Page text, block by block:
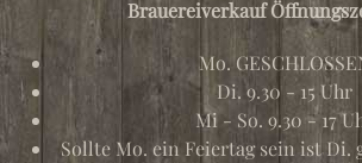
Brauereiverkauf
Mo.
Di. 9.30 - 15 Uhr
Mi - So. 9.30 - 17
Sollte Mo. ein Feiertag sein ist Di.